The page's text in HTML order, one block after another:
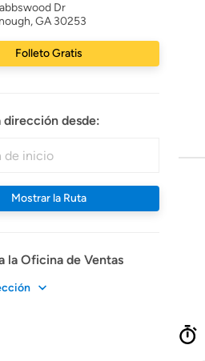
Dr
GA 30253
Folleto Gratis
dirección desde:
Mostrar la Ruta
la Oficina de Ventas